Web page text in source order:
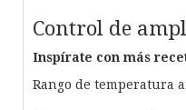
Control de
Inspírate con más
Rango de temperatura